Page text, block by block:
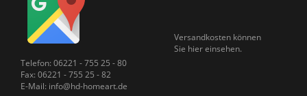
Telefon: 06221 - 755 25 - 80
Fax: 06221 - 755 25 - 82
E-Mail: info@hd-homeart.de
Versandkosten können
Sie hier einsehen.